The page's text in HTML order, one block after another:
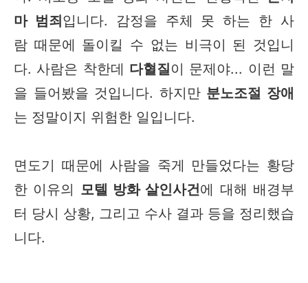
마 범죄입니다. 감정을 주체 못 하는 한 사
람 때문에 돌이킬 수 없는 비극이 된 것입니
다. 사람은 착한데 다혈질이 문제야... 이런 말
을 들어봤을 것입니다. 하지만 분노조절 장애
는 정말이지 위험한 일입니다.
면도기 때문에 사람을 죽게 만들었다는 황당
한 이유의 모텔 방화 살인사건에 대해 배경부
터 당시 상황, 그리고 수사 결과 등을 정리했습
니다.